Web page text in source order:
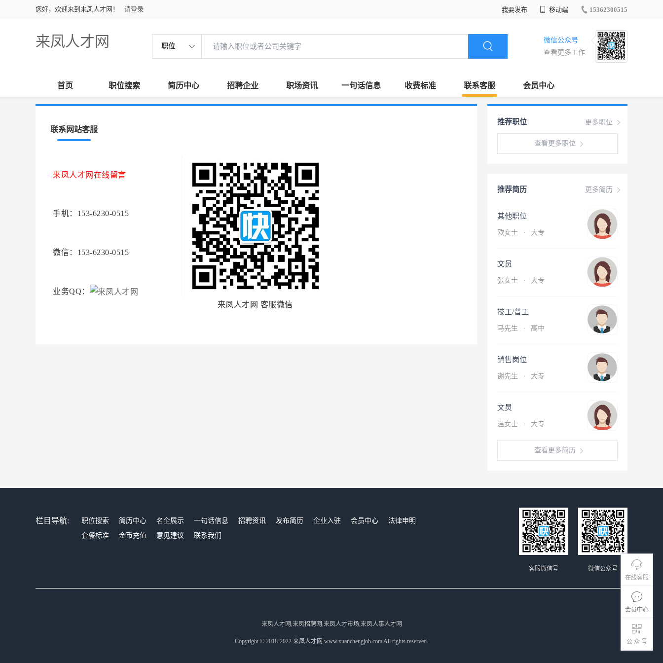
您好，欢迎来到来凤人才网！ 请登录 我要发布 移动端 15362300515
来凤人才网 职位
微信公众号
查看更多工作
首页 职位搜索 简历中心 招聘企业 职场资讯 一句话信息 收费标准 联系客服 会员中心
在线客服
会员中心
公 众 号
联系网站客服
来凤人才网在线留言
来凤人才网 客服微信
手机：153-6230-0515
微信：153-6230-0515
业务QQ：
更多职位
推荐职位
查看更多职位
更多简历
推荐简历
其他职位
欧女士 · 大专
文员
张女士 · 大专
技工/普工
马先生 · 高中
销售岗位
谢先生 · 大专
文员
温女士 · 大专
查看更多简历
栏目导航: 职位搜索 简历中心 名企展示 一句话信息 招聘资讯 发布简历 企业入驻 会员中心
法律申明
套餐标准
金币充值 意见建议 联系我们
微信公众号
客服微信号
来凤人才网,来凤招聘网,来凤人才市场,来凤人事人才网
Copyright © 2018-2022 来凤人才网 www.xuanchengjob.com All rights reserved.